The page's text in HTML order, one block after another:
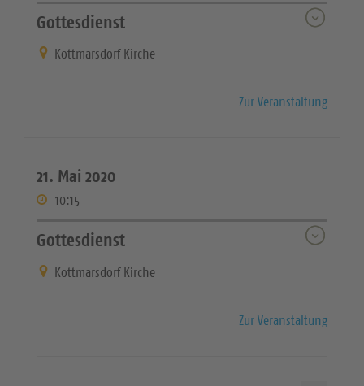
Gottesdienst
Kottmarsdorf Kirche
Zur Veranstaltung
21. Mai 2020
10:15
Gottesdienst
Kottmarsdorf Kirche
Zur Veranstaltung